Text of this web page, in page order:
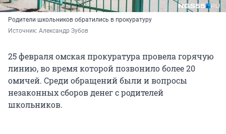
Родители школьников обратились в прокуратуру
Источник: Александр Зубов
25 февраля омская прокуратура провела горячую
линию, во время которой позвонило более 20
омичей. Среди обращений были и вопросы
незаконных сборов денег с родителей
школьников.